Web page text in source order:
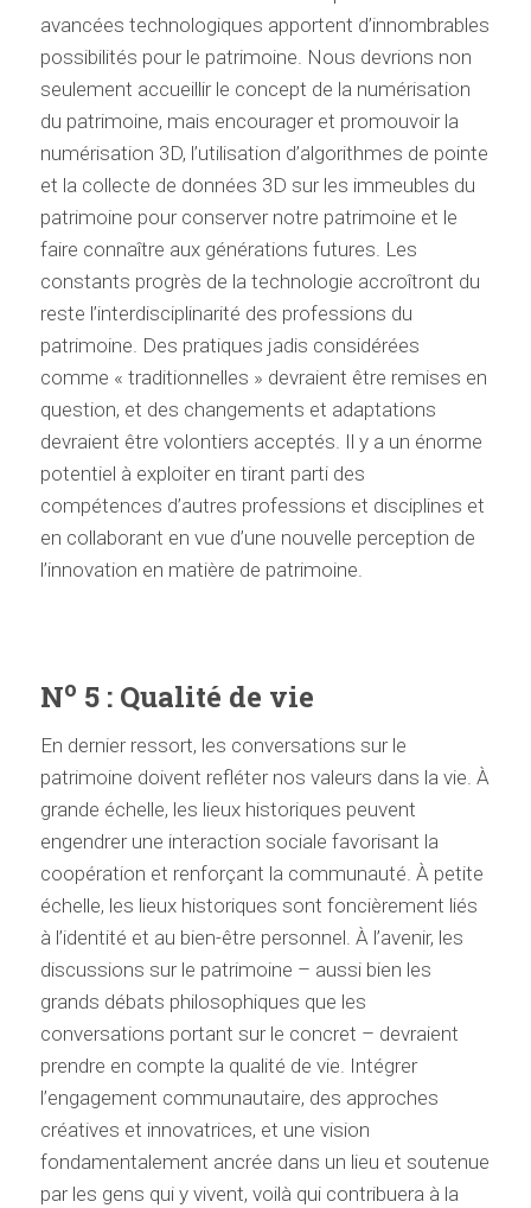
avancées technologiques apportent d’innombrables
possibilités pour le patrimoine. Nous devrions non
seulement accueillir le concept de la numérisation
du patrimoine, mais encourager et promouvoir la
numérisation 3D, l’utilisation d’algorithmes de pointe
et la collecte de données 3D sur les immeubles du
patrimoine pour conserver notre patrimoine et le
faire connaître aux générations futures. Les
constants progrès de la technologie accroîtront du
reste l’interdisciplinarité des professions du
patrimoine. Des pratiques jadis considérées
comme « traditionnelles » devraient être remises en
question, et des changements et adaptations
devraient être volontiers acceptés. Il y a un énorme
potentiel à exploiter en tirant parti des
compétences d’autres professions et disciplines et
en collaborant en vue d’une nouvelle perception de
l’innovation en matière de patrimoine.
No 5 : Qualité de vie
En dernier ressort, les conversations sur le
patrimoine doivent refléter nos valeurs dans la vie. À
grande échelle, les lieux historiques peuvent
engendrer une interaction sociale favorisant la
coopération et renforçant la communauté. À petite
échelle, les lieux historiques sont foncièrement liés
à l’identité et au bien-être personnel. À l’avenir, les
discussions sur le patrimoine – aussi bien les
grands débats philosophiques que les
conversations portant sur le concret – devraient
prendre en compte la qualité de vie. Intégrer
l’engagement communautaire, des approches
créatives et innovatrices, et une vision
fondamentalement ancrée dans un lieu et soutenue
par les gens qui y vivent, voilà qui contribuera à la